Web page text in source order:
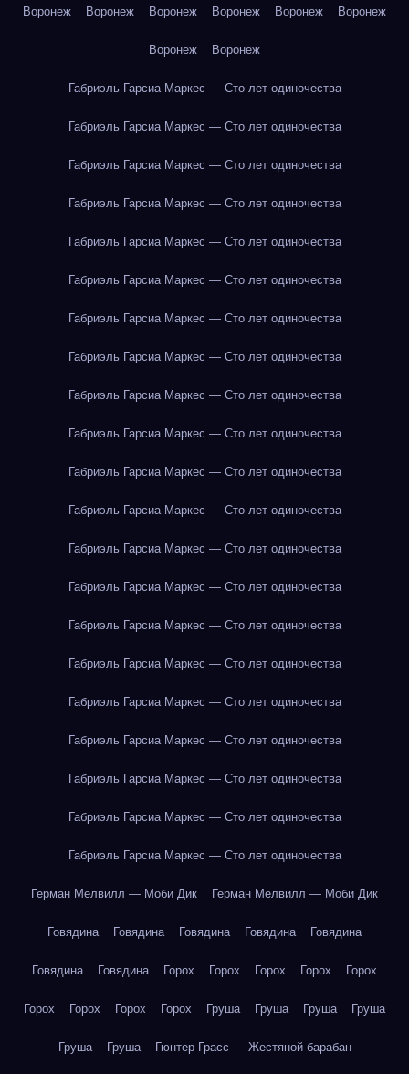
Воронеж Воронеж Воронеж Воронеж Воронеж Воронеж
Воронеж Воронеж
Габриэль Гарсиа Маркес — Сто лет одиночества
Габриэль Гарсиа Маркес — Сто лет одиночества
Габриэль Гарсиа Маркес — Сто лет одиночества
Габриэль Гарсиа Маркес — Сто лет одиночества
Габриэль Гарсиа Маркес — Сто лет одиночества
Габриэль Гарсиа Маркес — Сто лет одиночества
Габриэль Гарсиа Маркес — Сто лет одиночества
Габриэль Гарсиа Маркес — Сто лет одиночества
Габриэль Гарсиа Маркес — Сто лет одиночества
Габриэль Гарсиа Маркес — Сто лет одиночества
Габриэль Гарсиа Маркес — Сто лет одиночества
Габриэль Гарсиа Маркес — Сто лет одиночества
Габриэль Гарсиа Маркес — Сто лет одиночества
Габриэль Гарсиа Маркес — Сто лет одиночества
Габриэль Гарсиа Маркес — Сто лет одиночества
Габриэль Гарсиа Маркес — Сто лет одиночества
Габриэль Гарсиа Маркес — Сто лет одиночества
Габриэль Гарсиа Маркес — Сто лет одиночества
Габриэль Гарсиа Маркес — Сто лет одиночества
Габриэль Гарсиа Маркес — Сто лет одиночества
Габриэль Гарсиа Маркес — Сто лет одиночества
Герман Мелвилл — Моби Дик Герман Мелвилл — Моби Дик
Говядина Говядина Говядина Говядина Говядина
Говядина Говядина Горох Горох Горох Горох Горох
Горох Горох Горох Горох Груша Груша Груша Груша
Груша Груша Гюнтер Грасс — Жестяной барабан